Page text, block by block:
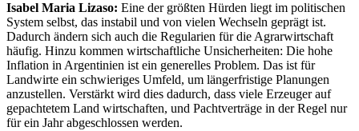
Isabel Maria Lizaso: Eine der größten Hürden liegt im politischen
System selbst, das instabil und von vielen Wechseln geprägt ist.
Dadurch ändern sich auch die Regularien für die Agrarwirtschaft
häufig. Hinzu kommen wirtschaftliche Unsicherheiten: Die hohe
Inflation in Argentinien ist ein generelles Problem. Das ist für
Landwirte ein schwieriges Umfeld, um längerfristige Planungen
anzustellen. Verstärkt wird dies dadurch, dass viele Erzeuger auf
gepachtetem Land wirtschaften, und Pachtverträge in der Regel nur
für ein Jahr abgeschlossen werden.